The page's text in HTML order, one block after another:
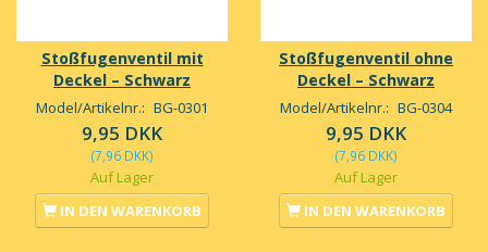
Stoßfugenventil mit
Deckel – Schwarz
Model/Artikelnr.: BG-0301
9,95 DKK
(7,96 DKK)
Auf Lager
IN DEN WARENKORB
Stoßfugenventil ohne
Deckel – Schwarz
Model/Artikelnr.: BG-0304
9,95 DKK
(7,96 DKK)
Auf Lager
IN DEN WARENKORB